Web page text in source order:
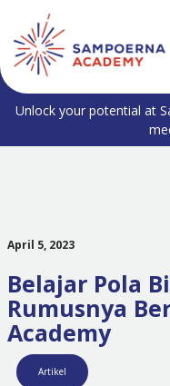
Unlock your potential at
April 5, 2023
Belajar Pola
Rumusnya
Academy
Artikel